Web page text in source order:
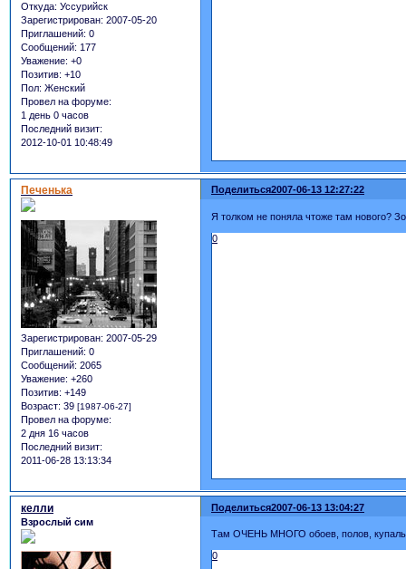
Откуда: Уссурийск
Зарегистрирован: 2007-05-20
Приглашений: 0
Сообщений: 177
Уважение: +0
Позитив: +10
Пол: Женский
Провел на форуме:
1 день 0 часов
Последний визит:
2012-10-01 10:48:49
Поделиться2007-06-13 12:27:22
Печенька
Зарегистрирован: 2007-05-29
Приглашений: 0
Сообщений: 2065
Уважение: +260
Позитив: +149
Возраст: 39 [1987-06-27]
Провел на форуме:
2 дня 16 часов
Последний визит:
2011-06-28 13:13:34
Я толком не поняла чтоже там нового?
0
Поделиться2007-06-13 13:04:27
келли
Взрослый сим
Там ОЧЕНЬ МНОГО обоев, полов,
0